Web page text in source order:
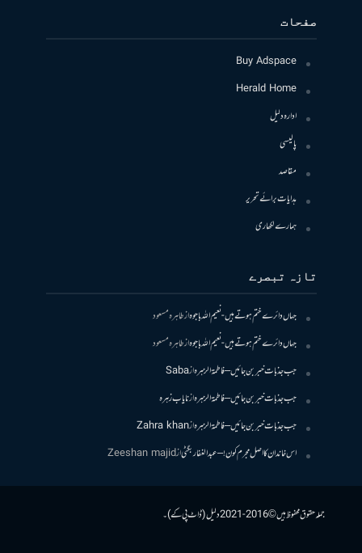
صفحات
Buy Adspace
Herald Home
ادارہ دلیل
پالیسی
مقاصد
ہدایات برائے تحریر
ہمارے لکھاری
تازہ تبصرے
جہاں دائرے ختم ہوتے ہیں- نعیم اللہ باجوہازطاہرہ مسعود
جہاں دائرے ختم ہوتے ہیں- نعیم اللہ باجوہازطاہرہ مسعود
جب جذبات خبر بن جائیں – فاطمۃالزہرہازSaba
جب جذبات خبر بن جائیں – فاطمۃالزہرہازنایاب زہرہ
جب جذبات خبر بن جائیں – فاطمۃالزہرہازZahra khan
اس خاندان کا اصل مجرم کون! – عبدالغفار بگٹیازZeeshan majid
جملہ حقوق محفوظ ہیں © 2016-2021 دلیل (ڈاٹ پی کے)۔